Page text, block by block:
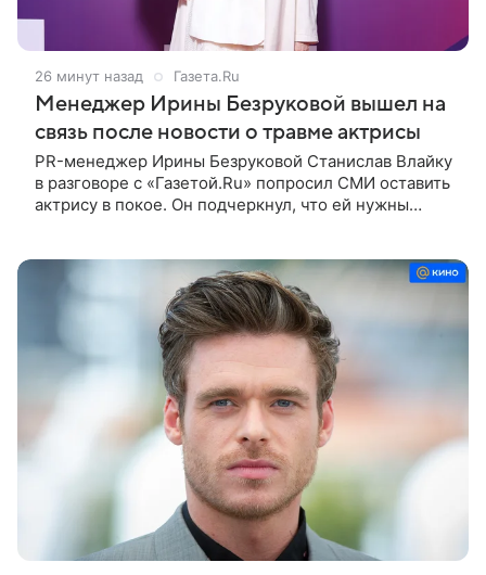
26 минут назад Газета.Ru
Менеджер Ирины Безруковой вышел на
связь после новости о травме актрисы
PR-менеджер Ирины Безруковой Станислав Влайку
в разговоре с «Газетой.Ru» попросил СМИ оставить
актрису в покое. Он подчеркнул, что ей нужны